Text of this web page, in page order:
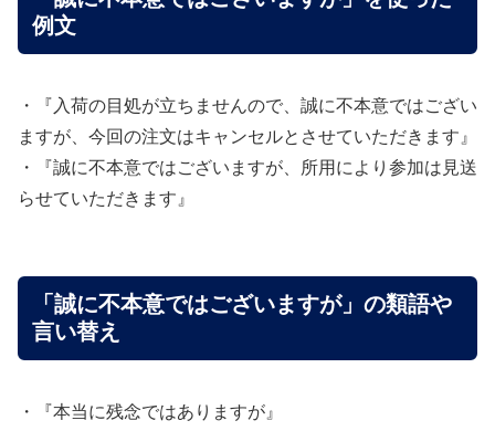
例文
・『入荷の目処が立ちませんので、誠に不本意ではござい
ますが、今回の注文はキャンセルとさせていただきます』
・『誠に不本意ではございますが、所用により参加は見送
らせていただきます』
「誠に不本意ではございますが」の類語や
言い替え
・『本当に残念ではありますが』